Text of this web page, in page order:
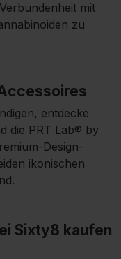
mit
zu
entdecke
die PRT Lab® by
Design-
ikonischen
Sixty8 kaufen